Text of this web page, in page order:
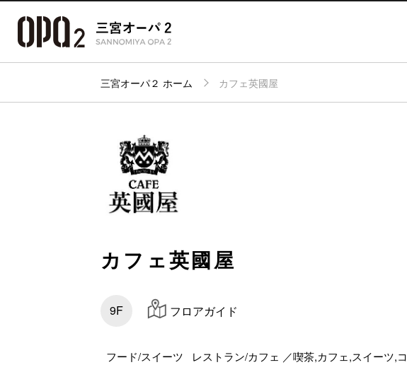
パーキング
イ
三宮オーパ２ ホーム カフェ英國屋
カフェ英國屋
9F フロアガイド
フード/スイーツ レストラン/カフェ ／喫茶,カフェ,スイーツ,